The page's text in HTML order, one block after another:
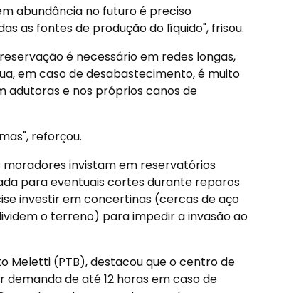
abundância no futuro é preciso
as fontes de produção do líquido", frisou.
é necessário em redes longas,
em caso de desabastecimento, é muito
adutoras e nos próprios canos de
reforçou.
moradores invistam em reservatórios
para eventuais cortes durante reparos
investir em concertinas (cercas de aço
o terreno) para impedir a invasão ao
Meletti (PTB), destacou que o centro de
de até 12 horas em caso de